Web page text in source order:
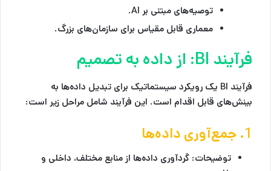
توصیه‌های مبتنی بر AI.
معماری قابل مقیاس برای سازمان‌های بزرگ.
فرآیند BI: از داده به تصمیم
فرآیند BI یک رویکرد سیستماتیک برای تبدیل داده‌ها به
بینش‌های قابل اقدام است. این فرآیند شامل مراحل زیر است:
1. جمع‌آوری داده‌ها
توضیحات: گردآوری داده‌ها از منابع مختلف، داخلی و